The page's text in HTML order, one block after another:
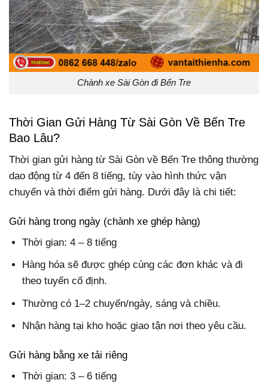
Chành xe Sài Gòn đi Bến Tre
Thời Gian Gửi Hàng Từ Sài Gòn Về Bến Tre
Bao Lâu?
Thời gian gửi hàng từ Sài Gòn về Bến Tre thông thường
dao động từ 4 đến 8 tiếng, tùy vào hình thức vận
chuyển và thời điểm gửi hàng. Dưới đây là chi tiết:
Gửi hàng trong ngày (chành xe ghép hàng)
Thời gian: 4 – 8 tiếng
Hàng hóa sẽ được ghép cùng các đơn khác và đi
theo tuyến cố định.
Thường có 1–2 chuyến/ngày, sáng và chiều.
Nhận hàng tại kho hoặc giao tận nơi theo yêu cầu.
Gửi hàng bằng xe tải riêng
Thời gian: 3 – 6 tiếng